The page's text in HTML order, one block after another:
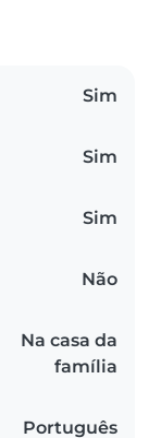
Sim
Sim
Sim
Não
Na casa da
família
Português